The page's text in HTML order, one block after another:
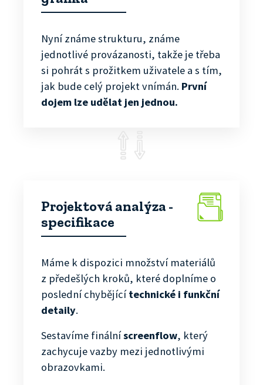
Nyní známe strukturu, známe
jednotlivé provázanosti, takže je třeba
si pohrát s prožitkem uživatele a s tím,
jak bude celý projekt vnímán. První
dojem lze udělat jen jednou.
Projektová analýza -
specifikace
Máme k dispozici množství materiálů
z předešlých kroků, které doplníme o
poslední chybějícítechnické i funkční
detaily.
Sestavíme finálníscreenflow, který
zachycuje vazby mezi jednotlivými
obrazovkami.